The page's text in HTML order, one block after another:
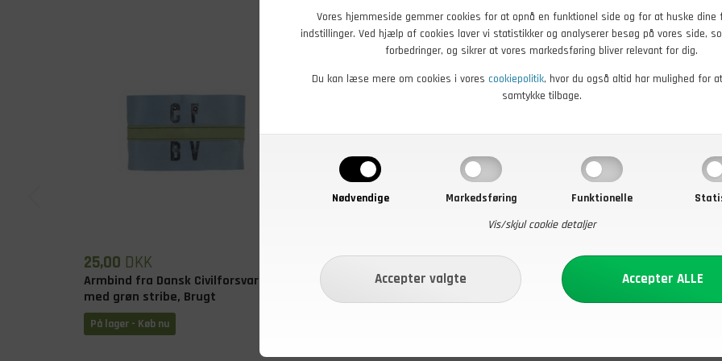
Vores hjemmeside gemmer cookies for at opnå en funktionel side og for at huske dine
indstillinger. Ved hjælp af cookies laver vi statistikker og analyserer besøg på vores side,
forbedringer, og sikrer at vores markedsføring bliver relevant for dig.
Du kan læse mere om cookies i vores cookiepolitik, hvor du også altid har mulighed for
samtykke tilbage.
Nødvendige Markedsføring Funktionelle
Vis/skjul cookie detaljer
25,00 DKK
Armbind fra Dansk Civilforsvar
med grøn stribe, Brugt
På lager - Køb nu
25,00DKK
Armbind fra Dansk Civilforsvar
med rød stribe, Brugt
25,00DKK
Armbind, DK, Gul stribe, CF
Tekn.